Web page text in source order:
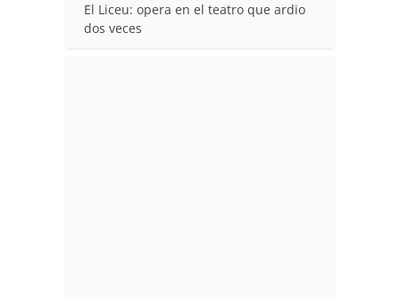
El Liceu: opera en el teatro que ardio
dos veces